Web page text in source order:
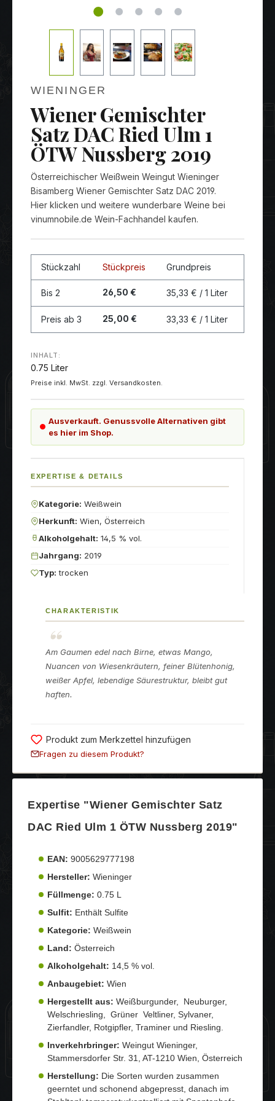
WIENINGER
Wiener Gemischter
Satz DAC Ried Ulm 1
ÖTW Nussberg 2019
Österreichischer Weißwein Weingut Wieninger
Bisamberg Wiener Gemischter Satz DAC 2019.
Hier klicken und weitere wunderbare Weine bei
vinumnobile.de Wein-Fachhandel kaufen.
Stückzahl Stückpreis Grundpreis
Bis 2 26,50 € 35,33 € / 1 Liter
Preis ab 3 25,00 € 33,33 € / 1 Liter
INHALT:
0.75 Liter
Preise inkl. MwSt. zzgl. Versandkosten.
Ausverkauft. Genussvolle Alternativen gibt
es hier im Shop.
EXPERTISE & DETAILS
Kategorie: Weißwein
Herkunft: Wien, Österreich
Alkoholgehalt: 14,5 % vol.
Jahrgang: 2019
Typ: trocken
CHARAKTERISTIK
Am Gaumen edel nach Birne, etwas Mango,
Nuancen von Wiesenkräutern, feiner Blütenhonig,
weißer Apfel, lebendige Säurestruktur, bleibt gut
haften.
Produkt zum Merkzettel hinzufügen
Fragen zu diesem Produkt?
Expertise "Wiener Gemischter Satz
DAC Ried Ulm 1 ÖTW Nussberg 2019"
EAN: 9005629777198
Hersteller: Wieninger
Füllmenge: 0.75 L
Sulfit: Enthält Sulfite
Kategorie: Weißwein
Land: Österreich
Alkoholgehalt: 14,5 % vol.
Anbaugebiet: Wien
Hergestellt aus: Weißburgunder, Neuburger,
Welschriesling, Grüner Veltliner, Sylvaner,
Zierfandler, Rotgipfler, Traminer und Riesling.
Inverkehrbringer: Weingut Wieninger,
Stammersdorfer Str. 31, AT-1210 Wien, Österreich
Herstellung: Die Sorten wurden zusammen
geerntet und schonend abgepresst, danach im